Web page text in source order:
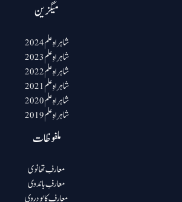
میگزین
شاہراہِ علم 2024
شاہراہِ علم 2023
شاہراہِ علم 2022
شاہراہِ علم 2021
شاہراہِ علم 2020
شاہراہِ علم 2019
ملفوظات
معارفِ تھانوی
معارفِ باندوی
معارفِ کاپودروی